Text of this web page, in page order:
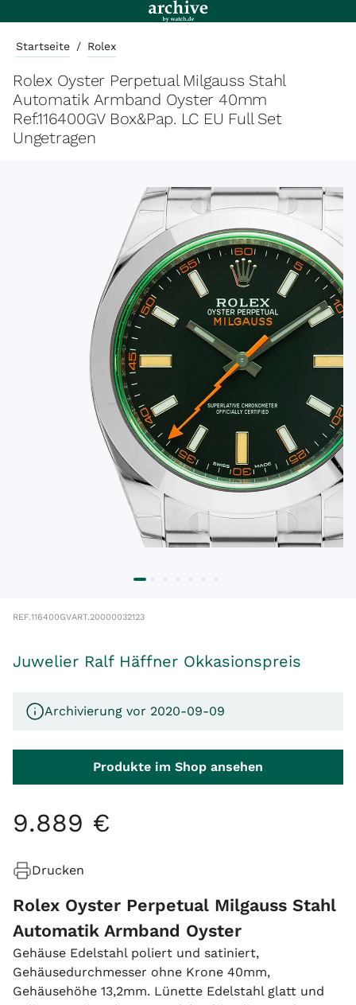
Startseite / Rolex
Rolex Oyster Perpetual Milgauss Stahl
Automatik Armband Oyster 40mm
Ref.116400GV Box&Pap. LC EU Full Set
Ungetragen
REF.116400GVART.20000032123
Juwelier Ralf Häffner Okkasionspreis
Archivierung vor 2020-09-09
Produkte im Shop ansehen
9.889 €
Drucken
Rolex Oyster Perpetual Milgauss Stahl
Automatik Armband Oyster
Gehäuse Edelstahl poliert und satiniert,
Gehäusedurchmesser ohne Krone 40mm,
Gehäusehöhe 13,2mm. Lünette Edelstahl glatt und